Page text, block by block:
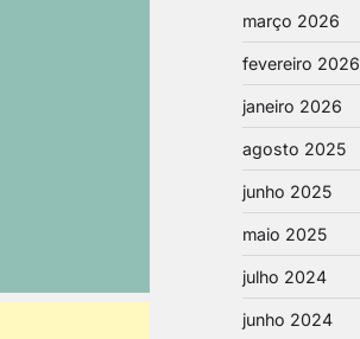
março 2026
fevereiro 2026
janeiro 2026
agosto 2025
junho 2025
maio 2025
julho 2024
junho 2024